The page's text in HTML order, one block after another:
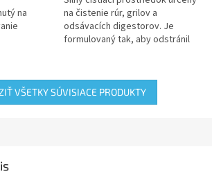
na
použitie
hviezdičiek.
na čistenie rúr, grilov a
odsávacích digestorov. Je
formulovaný tak, aby odstránil
VŠETKY SÚVISIACE PRODUKTY